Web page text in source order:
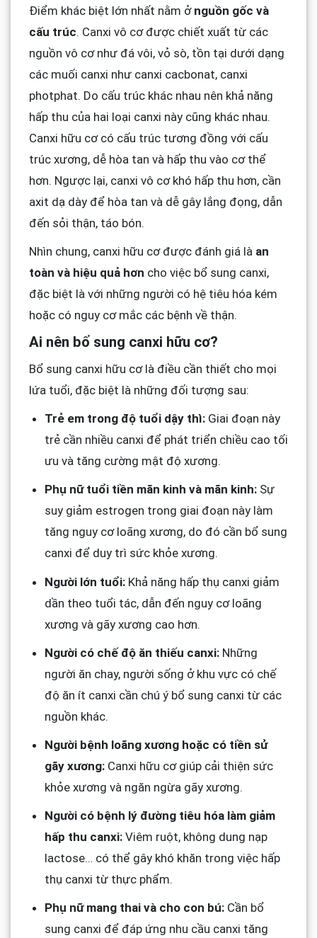
Điểm khác biệt lớn nhất nằm ở nguồn gốc và
cấu trúc. Canxi vô cơ được chiết xuất từ các
nguồn vô cơ như đá vôi, vỏ sò, tồn tại dưới dạng
các muối canxi như canxi cacbonat, canxi
photphat. Do cấu trúc khác nhau nên khả năng
hấp thu của hai loại canxi này cũng khác nhau.
Canxi hữu cơ có cấu trúc tương đồng với cấu
trúc xương, dễ hòa tan và hấp thu vào cơ thể
hơn. Ngược lại, canxi vô cơ khó hấp thu hơn, cần
axit dạ dày để hòa tan và dễ gây lắng đọng, dẫn
đến sỏi thận, táo bón.
Nhìn chung, canxi hữu cơ được đánh giá là an
toàn và hiệu quả hơn cho việc bổ sung canxi,
đặc biệt là với những người có hệ tiêu hóa kém
hoặc có nguy cơ mắc các bệnh về thận.
Ai nên bổ sung canxi hữu cơ?
Bổ sung canxi hữu cơ là điều cần thiết cho mọi
lứa tuổi, đặc biệt là những đối tượng sau:
Trẻ em trong độ tuổi dậy thì:Giai đoạn này
trẻ cần nhiều canxi để phát triển chiều cao tối
ưu và tăng cường mật độ xương.
Phụ nữ tuổi tiền mãn kinh và mãn kinh:Sự
suy giảm estrogen trong giai đoạn này làm
tăng nguy cơ loãng xương, do đó cần bổ sung
canxi để duy trì sức khỏe xương.
Người lớn tuổi:Khả năng hấp thụ canxi giảm
dần theo tuổi tác, dẫn đến nguy cơ loãng
xương và gãy xương cao hơn.
Người có chế độ ăn thiếu canxi:Những
người ăn chay, người sống ở khu vực có chế
độ ăn ít canxi cần chú ý bổ sung canxi từ các
nguồn khác.
Người bệnh loãng xương hoặc có tiền sử
gãy xương:Canxi hữu cơ giúp cải thiện sức
khỏe xương và ngăn ngừa gãy xương.
Người có bệnh lý đường tiêu hóa làm giảm
hấp thu canxi:Viêm ruột, không dung nạp
lactose… có thể gây khó khăn trong việc hấp
thụ canxi từ thực phẩm.
Phụ nữ mang thai và cho con bú:Cần bổ
sung canxi để đáp ứng nhu cầu canxi tăng